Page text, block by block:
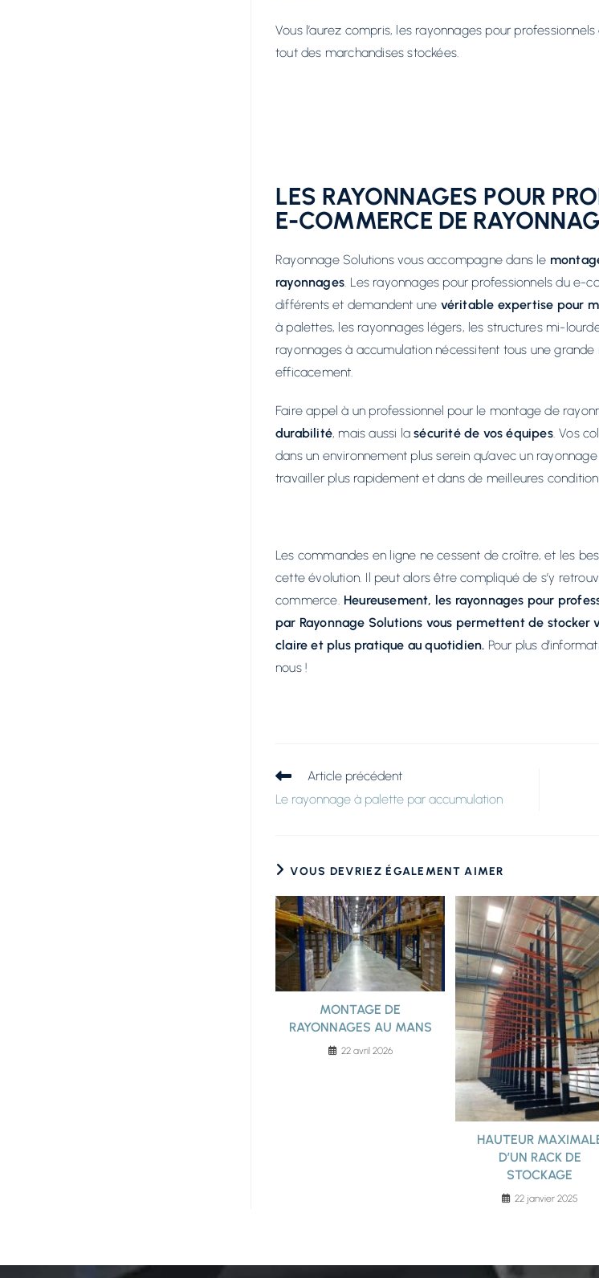
Vous l’aurez compris, les rayonnages pour
tout des marchandises stockées.
LES RAYONNAGES POUR
E-COMMERCE DE
Rayonnage Solutions vous accompagne dans le
rayonnages . Les rayonnages pour professionnels du e-
différents et demandent une véritable expertise pour
à palettes, les rayonnages légers, les structures mi-
rayonnages à accumulation nécessitent tous une grande
efficacement.
Faire appel à un professionnel pour le montage de
durabilité, mais aussi lasécurité de vos équipes. Vos
dans un environnement plus serein qu’avec un
travailler plus rapidement et dans de meilleures
Les commandes en ligne ne cessent de croître, et les
cette évolution. Il peut alors être compliqué de s’y
commerce. Heureusement, les rayonnages pour
par Rayonnage Solutions vous permettent de stocker
claire et plus pratique au quotidien. Pour plus
nous !
Article précédent
Le rayonnage à palette par accumulation
VOUS DEVRIEZ ÉGALEMENT AIMER
MONTAGE DE
RAYONNAGES AU MANS
22 avril 2026
HAUTEUR
D’UN RACK DE
STOCKAGE
22 janvier 2025